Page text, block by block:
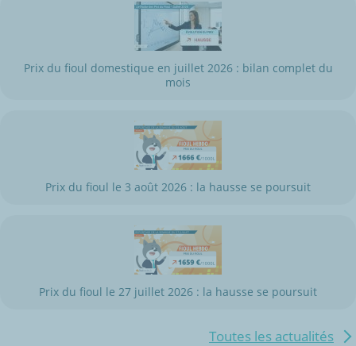
Prix du fioul domestique en juillet 2026 : bilan complet du
mois
Prix du fioul le 3 août 2026 : la hausse se poursuit
Prix du fioul le 27 juillet 2026 : la hausse se poursuit
Toutes les actualités